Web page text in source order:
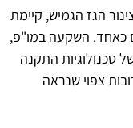
הגז הגמיש, קיימת
כאחד. השקעה במו"פ,
טכנולוגיות התקנה
צפוי שנראה